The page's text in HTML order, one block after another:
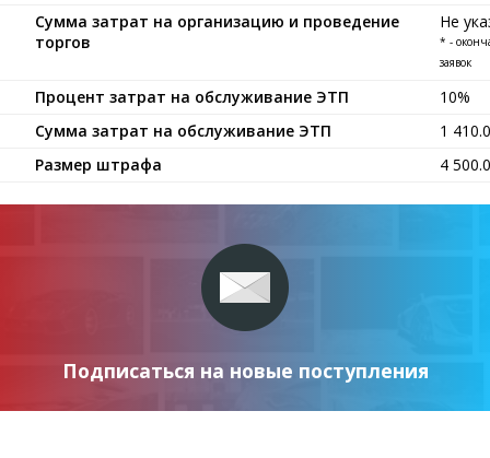
Сумма затрат на организацию и проведение
торгов
Не
* -
заявок
Процент затрат на обслуживание ЭТП
10%
Сумма затрат на обслуживание ЭТП
1
Размер штрафа
4
Подписаться на новые поступления